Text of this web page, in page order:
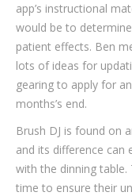
app’s instructional
would be to
patient effects. Ben
lots of ideas for
gearing to apply for
months’s end.
Brush DJ is found on
and its difference
with the dinning
time to ensure their